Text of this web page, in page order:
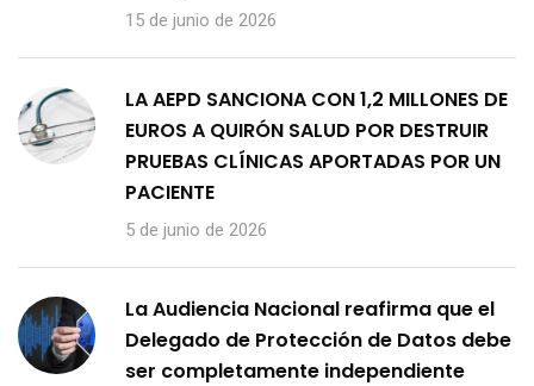
15 de junio de 2026
LA AEPD SANCIONA CON 1,2 MILLONES DE
EUROS A QUIRÓN SALUD POR DESTRUIR
PRUEBAS CLÍNICAS APORTADAS POR UN
PACIENTE
5 de junio de 2026
La Audiencia Nacional reafirma que el
Delegado de Protección de Datos debe
ser completamente independiente